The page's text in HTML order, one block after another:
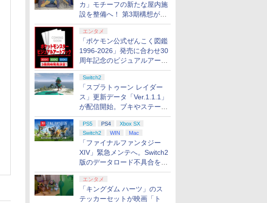
カ」モチーフの新たな屋内施
設を整備へ！ 第3期構想が公
開
エンタメ
「ポケモン公式ぜんこく図鑑
1996-2026」発売に合わせ30
周年記念のビジュアルアート
ブック3冊同時発売が決定
Switch2
「スプラトゥーン レイダー
ス」更新データ「Ver.1.1.1」
が配信開始。ブキやステージ
に関する不具合を修正
PS5 PS4
Xbox SX
Switch2
WIN Mac
「ファイナルファンタジー
XIV」緊急メンテへ。Switch2
版のデータロード不具合を最
適化
エンタメ
「キングダム ハーツ」のス
テッカーセットが映画「ト